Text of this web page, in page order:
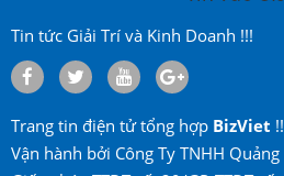
Tin tức Giải Trí và Kinh Doanh !!!
Trang tin điện tử tổng hợp BizViet
Vận hành bởi Công Ty TNHH